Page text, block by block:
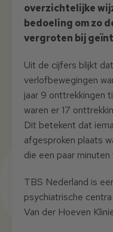
overzichtelijke
bedoeling om zo
vergroten bij
Uit de cijfers blijkt
verlofbewegingen
jaar 9 onttrekkingen
waren er 17
Dit betekent dat
afgesproken plaats
die een paar
TBS Nederland is
psychiatrische
Van der Hoeven